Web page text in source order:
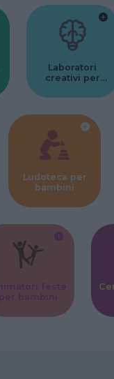
Laboratori
creativi per
Ludoteca per
bambini